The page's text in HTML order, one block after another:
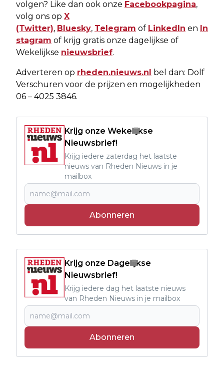
volgen? Like dan ook onze Facebookpagina,
volg ons op X
(Twitter), Bluesky, Telegram of LinkedIn en In
stagram of krijg gratis onze dagelijkse of
Wekelijkse nieuwsbrief.
Adverteren op rheden.nieuws.nl bel dan: Dolf
Verschuren voor de prijzen en mogelijkheden
06 – 4025 3846.
Krijg onze Wekelijkse
Nieuwsbrief!
Krijg iedere zaterdag het laatste
nieuws van Rheden Nieuws in je
mailbox
Abonneren
Krijg onze Dagelijkse
Nieuwsbrief!
Krijg iedere dag het laatste nieuws
van Rheden Nieuws in je mailbox
Abonneren